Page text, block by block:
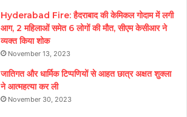
Hyderabad Fire: हैदराबाद की केमिकल गोदाम में लगी
आग, 2 महिलाओं समेत 6 लोगों की मौत, सीएम केसीआर ने
व्यक्त किया शोक
November 13, 2023
जातिगत और धार्मिक टिप्पणियों से आहत छात्र अक्षत शुक्ला
ने आत्महत्या कर ली
November 30, 2023